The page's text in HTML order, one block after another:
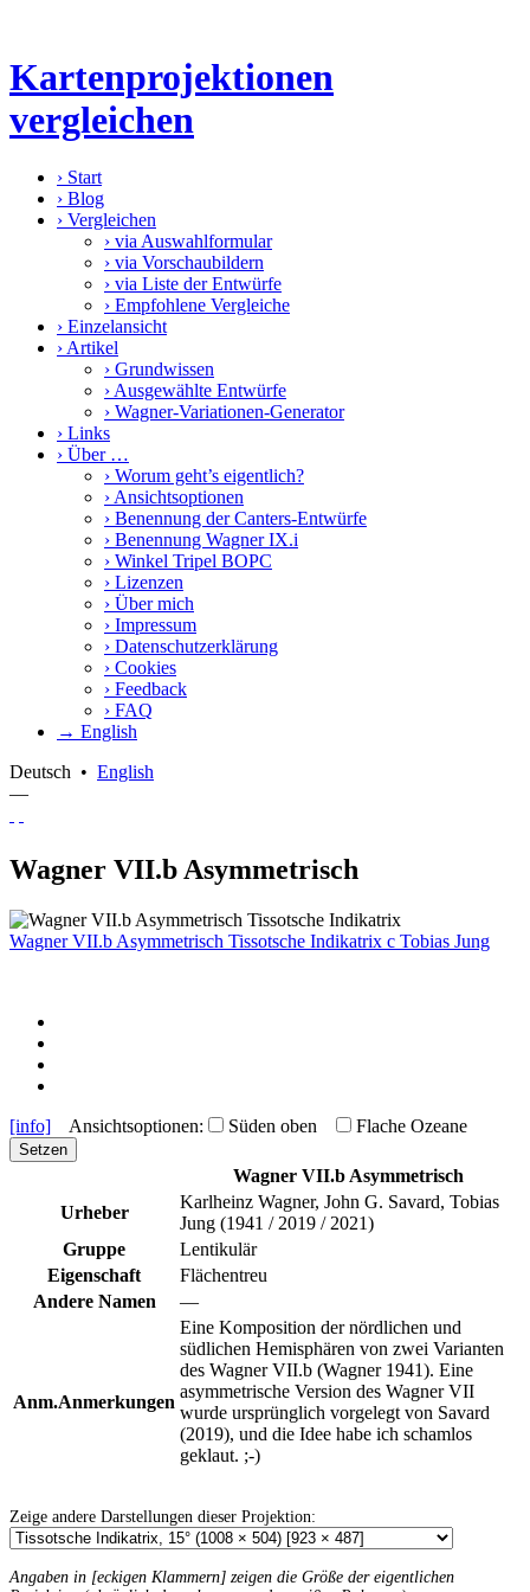
Kartenprojektionen
vergleichen
› Start
› Blog
› Vergleichen
› via Auswahlformular
› via Vorschaubildern
› via Liste der Entwürfe
› Empfohlene Vergleiche
› Einzelansicht
› Artikel
› Grundwissen
› Ausgewählte Entwürfe
› Wagner-Variationen-Generator
› Links
› Über …
› Worum geht’s eigentlich?
› Ansichtsoptionen
› Benennung der Canters-Entwürfe
› Benennung Wagner IX.i
› Winkel Tripel BOPC
› Lizenzen
› Über mich
› Impressum
› Datenschutzerklärung
› Cookies
› Feedback
› FAQ
→ English
Deutsch • English
—
Wagner VII.b Asymmetrisch
Wagner VII.b Asymmetrisch Tissotsche Indikatrix c Tobias Jung
[info] Ansichtsoptionen: Süden oben Flache Ozeane
Setzen
Wagner VII.b Asymmetrisch
Urheber
Karlheinz Wagner, John G. Savard, Tobias
Jung (1941 / 2019 / 2021)
Gruppe
Lentikulär
Eigenschaft
Flächentreu
Andere Namen
—
Anm.Anmerkungen
Eine Komposition der nördlichen und
südlichen Hemisphären von zwei Varianten
des Wagner VII.b (Wagner 1941). Eine
asymmetrische Version des Wagner VII
wurde ursprünglich vorgelegt von Savard
(2019), und die Idee habe ich schamlos
geklaut. ;-)
Zeige andere Darstellungen dieser Projektion:
Angaben in [eckigen Klammern] zeigen die Größe der eigentlichen